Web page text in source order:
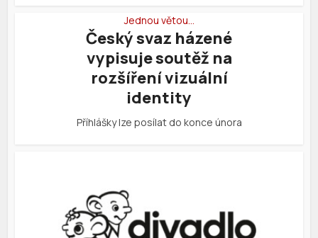
Jednou větou…
Český svaz házené
vypisuje soutěž na
rozšíření vizuální
identity
Příhlášky lze posílat do konce února